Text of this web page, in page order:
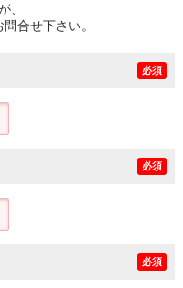
、
合せ下さい。
必須
必須
必須